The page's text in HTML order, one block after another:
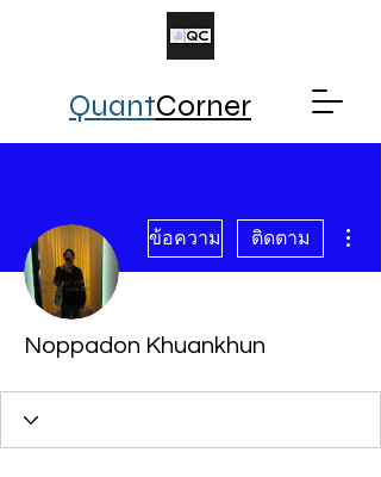
QuantCorner
ข้อความ ติดตาม
Noppadon Khuankhun